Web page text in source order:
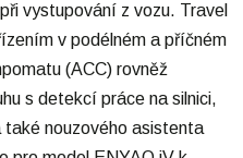
vystupování z vozu. Travel
v podélném a příčném
(ACC) rovněž
s detekcí práce na silnici,
nouzového asistenta